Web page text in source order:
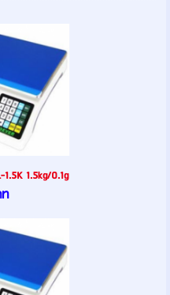
1.5K 1.5kg/0.1g